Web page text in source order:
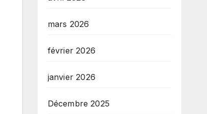
mars 2026
février 2026
janvier 2026
Décembre 2025